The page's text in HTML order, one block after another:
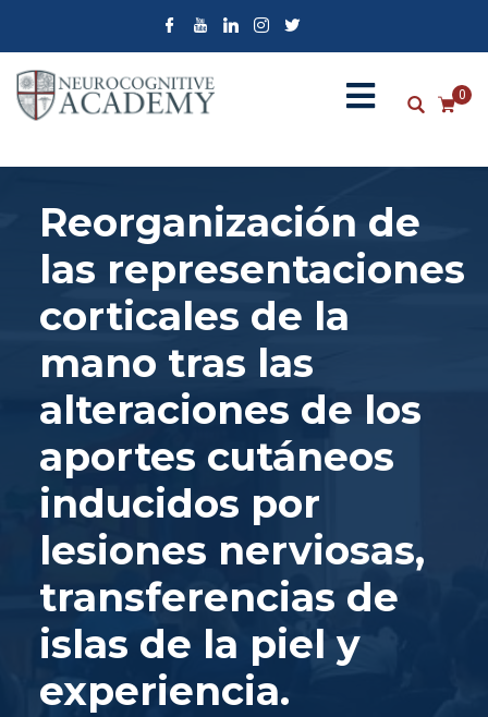
0
Reorganización de
las representaciones
corticales de la
mano tras las
alteraciones de los
aportes cutáneos
inducidos por
lesiones nerviosas,
transferencias de
islas de la piel y
experiencia.